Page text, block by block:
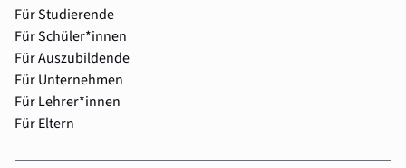
Für Studierende
Für Schüler*innen
Für Auszubildende
Für Unternehmen
Für Lehrer*innen
Für Eltern